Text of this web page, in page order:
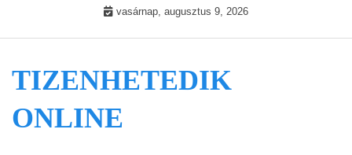
vasárnap, augusztus 9, 2026
TIZENHETEDIK
ONLINE